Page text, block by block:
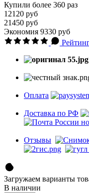
Купили более 360 раз
12120 руб
21450 руб
Экономия 9330 руб
Оплата
Доставка по РФ
Отзывы
Загружаем варианты
В наличии